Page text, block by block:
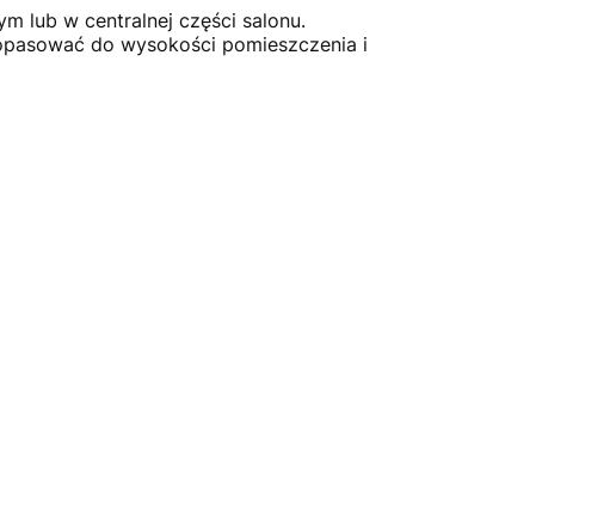
lub w centralnej części salonu.
do wysokości pomieszczenia i